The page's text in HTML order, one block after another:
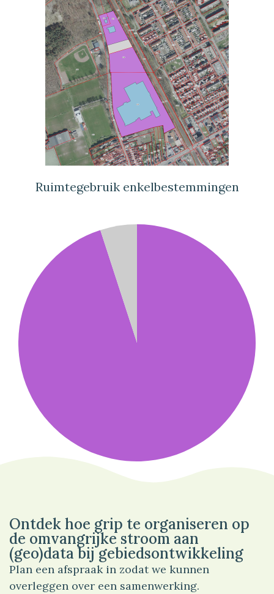
Ruimtegebruik enkelbestemmingen
Ontdek hoe grip te organiseren op
de omvangrijke stroom aan
(geo)data bij gebiedsontwikkeling
Plan een afspraak in zodat we kunnen
overleggen over een samenwerking.